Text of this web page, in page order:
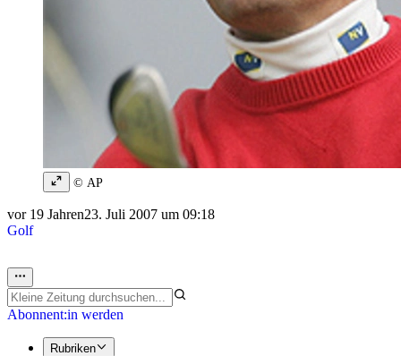
© AP
vor 19 Jahren23. Juli 2007 um 09:18
Golf
Abonnent:in werden
Rubriken